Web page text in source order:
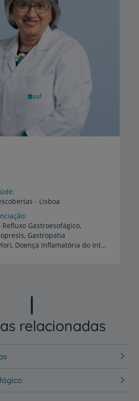
- Lisboa
Refluxo Gastroesofágico,
Gastropatia
Helicobacter, Pylori, Doença Inflamatória do Intestino
relacionadas